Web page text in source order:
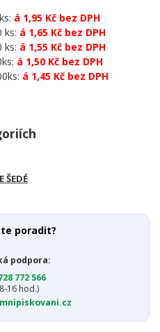
á 1,95 Kč bez DPH
ks: á 1,65 Kč bez DPH
ks: á 1,55 Kč bez DPH
á 1,50 Kč bez DPH
á 1,45 Kč bez DPH
ŠEDÉ
poradit?
podpora:
772 566
16 hod.)